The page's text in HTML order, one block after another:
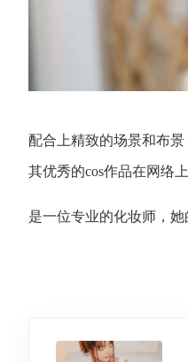
配合上精致的场景和布
其优秀的cos作品在网络
是一位专业的化妆师，她